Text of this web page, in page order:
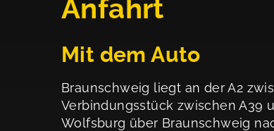
Anfahrt
Mit dem Auto
Braunschweig liegt an der A2
Verbindungsstück zwischen A39
Wolfsburg über Braunschweig